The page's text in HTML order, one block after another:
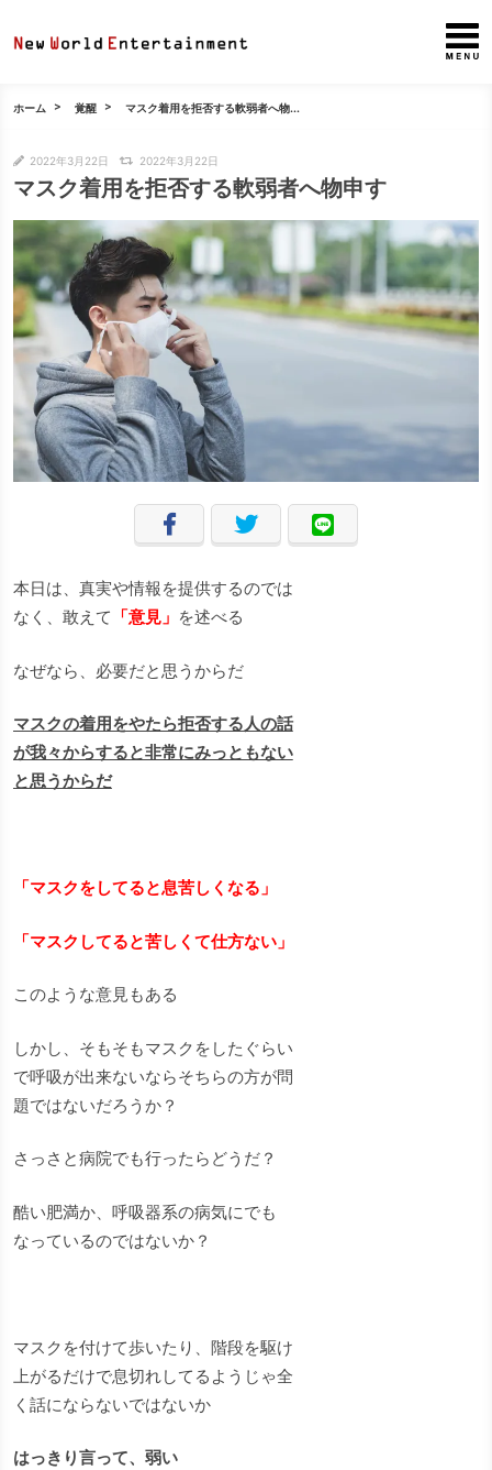
ホーム 覚醒 マスク着用を拒否する軟弱者へ物...
2022年3月22日 2022年3月22日
マスク着用を拒否する軟弱者へ物申す
本日は、真実や情報を提供するのでは
なく、敢えて 「意見」 を述べる
なぜなら、必要だと思うからだ
マスクの着用をやたら拒否する人の話
が我々からすると非常にみっともない
と思うからだ
「マスクをしてると息苦しくなる」
「マスクしてると苦しくて仕方ない」
このような意見もある
しかし、そもそもマスクをしたぐらい
で呼吸が出来ないならそちらの方が問
題ではないだろうか？
さっさと病院でも行ったらどうだ？
酷い肥満か、呼吸器系の病気にでも
なっているのではないか？
マスクを付けて歩いたり、階段を駆け
上がるだけで息切れしてるようじゃ全
く話にならないではないか
はっきり言って、弱い